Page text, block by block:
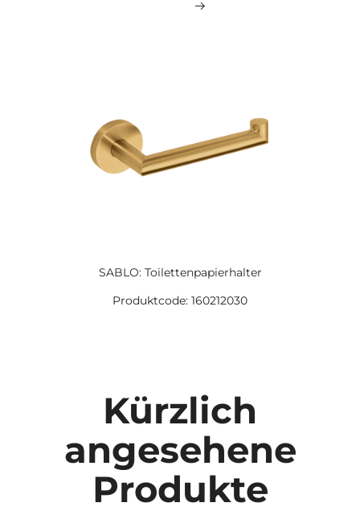
SABLO: Toilettenpapierhalter
Produktcode: 160212030
Kürzlich
angesehene
Produkte